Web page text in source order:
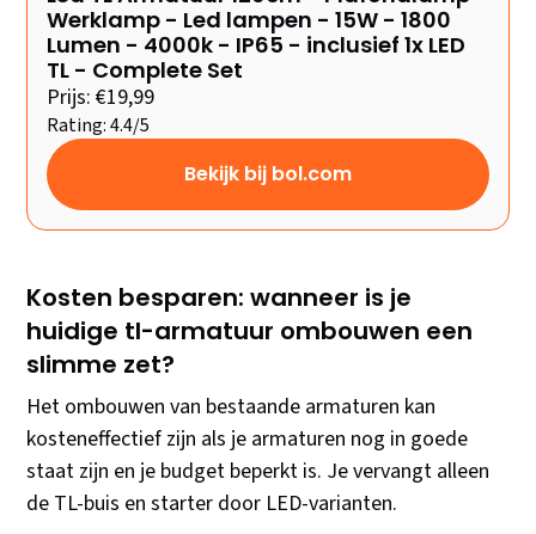
Werklamp - Led lampen - 15W - 1800
Lumen - 4000k - IP65 - inclusief 1x LED
TL - Complete Set
Prijs: €19,99
Rating: 4.4/5
Bekijk bij bol.com
Kosten besparen: wanneer is je
huidige tl-armatuur ombouwen een
slimme zet?
Het ombouwen van bestaande armaturen kan
kosteneffectief zijn als je armaturen nog in goede
staat zijn en je budget beperkt is. Je vervangt alleen
de TL-buis en starter door LED-varianten.